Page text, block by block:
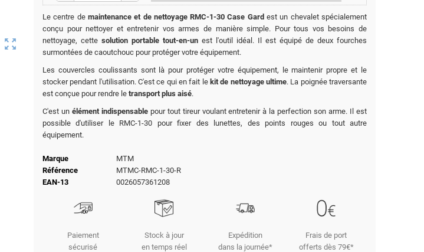
zoom_out_map
Le centre de maintenance et de nettoyage RMC-1-30 Case Gard est un chevalet spécialement
conçu pour nettoyer et entretenir vos armes de manière simple. Pour tous vos besoins de
nettoyage, cette solution portable tout-en-un est l'outil idéal. Il est équipé de deux fourches
surmontées de caoutchouc pour protéger votre équipement.
Les couvercles coulissants sont là pour protéger votre équipement, le maintenir propre et le
stocker pendant l'utilisation. C'est ce qui en fait le kit de nettoyage ultime. La poignée traversante
est conçue pour rendre le transport plus aisé.
C'est un élément indispensablepour tout tireur voulant entretenir à la perfection son arme. Il est
possible d'utiliser le RMC-1-30 pour fixer des lunettes, des points rouges ou tout autre
équipement.
Marque
MTM
Référence
MTMC-RMC-1-30-R
EAN-13
0026057361208
Paiement
sécurisé
Stock à jour
en temps réel
Expédition
dans la journée*
Frais de port
offerts dès 79€*